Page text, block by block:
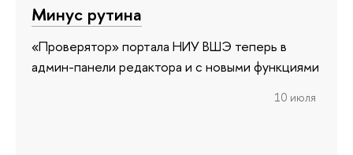
Минус рутина
«Проверятор» портала НИУ ВШЭ теперь в
админ-панели редактора и с новыми функциями
10 июля